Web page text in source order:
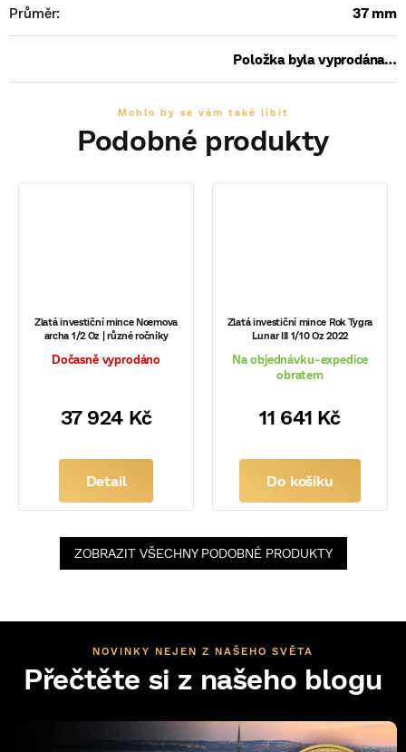
Průměr: 37 mm
Položka byla vyprodána…
Zlatá investiční mince Noemova
archa 1/2 Oz | různé ročníky
Dočasně vyprodáno
37 924 Kč
Detail
Zlatá investiční mince Rok Tygra
Lunar III 1/10 Oz 2022
Na objednávku-expedice
obratem
11 641 Kč
Do košíku
ZOBRAZIT VŠECHNY PODOBNÉ PRODUKTY
NOVINKY NEJEN Z NAŠEHO SVĚTA
Přečtěte si z našeho blogu